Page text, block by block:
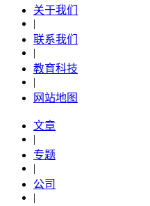
关于我们
|
联系我们
|
教育科技
|
网站地图
文章
|
专题
|
公司
|